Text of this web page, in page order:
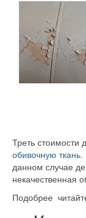
Треть стоимости
обивочную ткань
данном случае
некачественная
Подобрее